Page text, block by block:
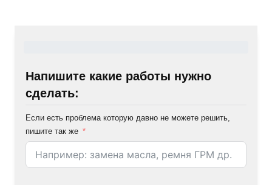
Напишите какие работы нужно
сделать:
Если есть проблема которую давно не можете решить,
пишите так же